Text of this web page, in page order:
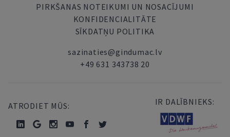
PIRKŠANAS NOTEIKUMI UN NOSACĪJUMI
KONFIDENCIALITĀTE
SĪKDATŅU POLITIKA
sazinaties@gindumac.lv
+49 631 343738 20
ATRODIET MŪS: IR DALĪBNIEKS: